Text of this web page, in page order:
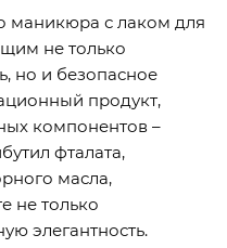
маникюра с лаком для
не только
но и безопасное
продукт,
компонентов –
фталата,
масла,
не только
элегантность.